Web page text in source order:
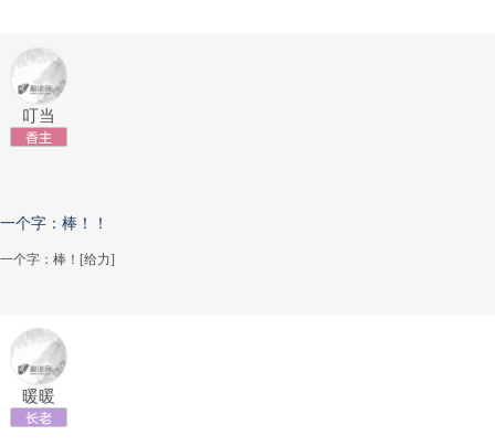
叮当
一个字：棒！！
一个字：棒！[给力]
暖暖